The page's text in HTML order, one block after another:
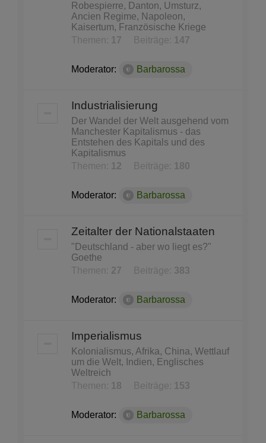
Robespierre, Danton, Umsturz,
Ancien Regime, Napoleon,
Kaisertum, Französische Kriege
Themen:
17 Beiträge: 147
Moderator: Barbarossa
Industrialisierung
Der Wandel der Welt ausgehend vom
Manchester Kapitalismus - das
Entstehen des Kapitals und des
Kapitalismus
Themen:
12 Beiträge: 180
Moderator: Barbarossa
Zeitalter der Nationalstaaten
"Deutschland - aber wo liegt es?"
Goethe
Themen: 27 Beiträge: 383
Moderator: Barbarossa
Imperialismus
Kolonialismus, Afrika, China, Wettlauf
um die Welt, Indien, Englisches
Weltreich
Themen:
18 Beiträge: 153
Moderator: Barbarossa